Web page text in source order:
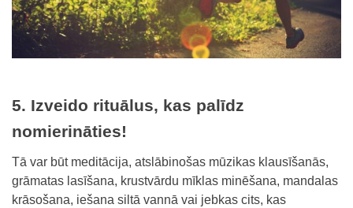
5. Izveido rituālus, kas palīdz
nomierināties!
Tā var būt meditācija, atslābinošas mūzikas klausīšanās,
grāmatas lasīšana, krustvārdu mīklas minēšana, mandalas
krāsošana, iešana siltā vannā vai jebkas cits, kas